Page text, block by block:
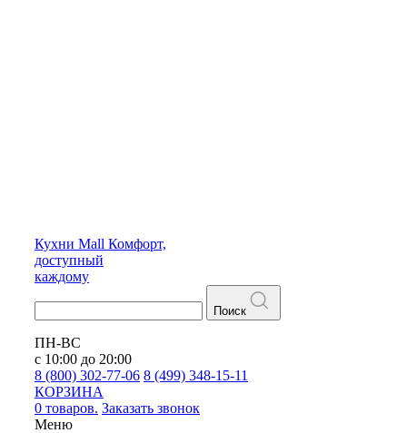
Кухни Mall Комфорт,
доступный
каждому
Поиск
ПН-ВС
с 10:00 до 20:00
8 (800) 302-77-06 8 (499) 348-15-11
КОРЗИНА
0 товаров. Заказать звонок
Меню